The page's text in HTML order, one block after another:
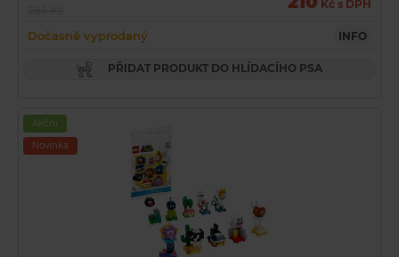
Kč s DPH
Dočasně vyprodaný INFO
PŘIDAT PRODUKT DO HLÍDACÍHO PSA
Akční
Novinka